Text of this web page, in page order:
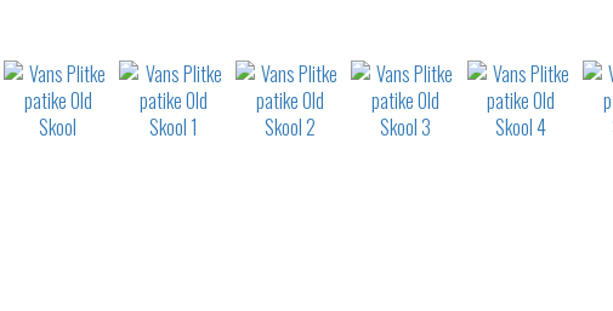
waterrepellent